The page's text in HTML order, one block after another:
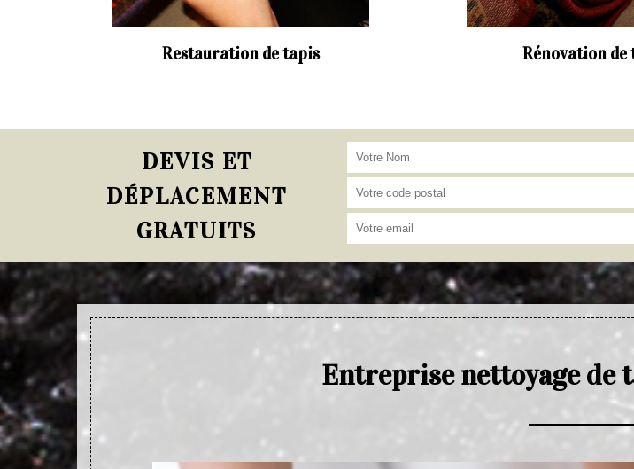
Restauration de tapis Rénovation de
DEVIS ET
DÉPLACEMENT
GRATUITS
Entreprise nettoyage de